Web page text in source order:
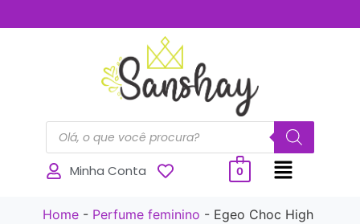
Minha Conta 0
Home- Perfume feminino - Egeo Choc High